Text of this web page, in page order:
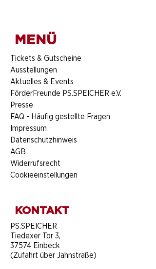
MENÜ
​Tickets & Gutscheine
Ausstellungen
Aktuelles & Events
FörderFreunde PS.SPEICHER e.V.
Presse
FAQ - Häufig gestellte Fragen
Impressum
Datenschutzhinweis
AGB
Widerrufsrecht
Cookieeinstellungen
KONTAKT
​PS.SPEICHER
Tiedexer Tor 3,
37574 Einbeck
(Zufahrt über Jahnstraße)